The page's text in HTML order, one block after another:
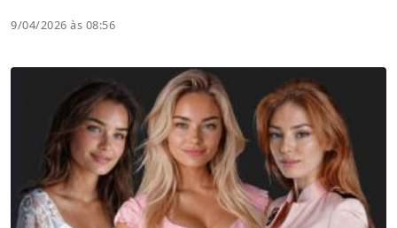
9/04/2026 às 08:56